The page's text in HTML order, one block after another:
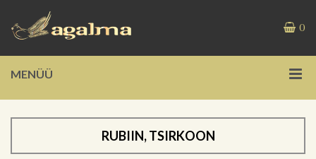
0
MENÜÜ
RUBIIN, TSIRKOON